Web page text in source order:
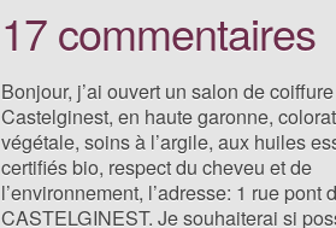
17 commentaires
Bonjour, j’ai ouvert un salon de
Castelginest, en haute garonne,
végétale, soins à l’argile, aux huiles
certifiés bio, respect du cheveu et de
l’environnement, l’adresse: 1 rue pont
CASTELGINEST. Je souhaiterai si